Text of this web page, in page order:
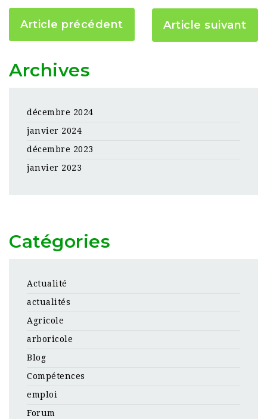
Article précédent Article suivant
Archives
décembre 2024
janvier 2024
décembre 2023
janvier 2023
Catégories
Actualité
actualités
Agricole
arboricole
Blog
Compétences
emploi
Forum